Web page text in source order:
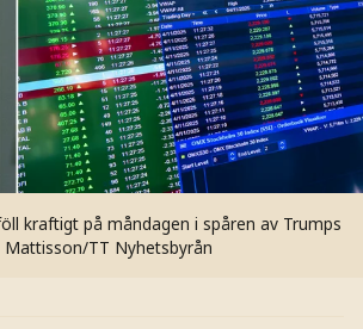
kraftigt på måndagen i spåren av Trumps
Mattisson/TT Nyhetsbyrån